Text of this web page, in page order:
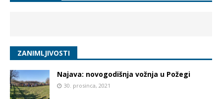
ZANIMLJIVOSTI
Najava: novogodišnja vožnja u Požegi
30. prosinca, 2021